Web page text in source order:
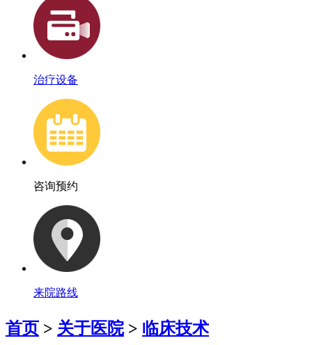
治疗设备
咨询预约
来院路线
首页 > 关于医院> 临床技术